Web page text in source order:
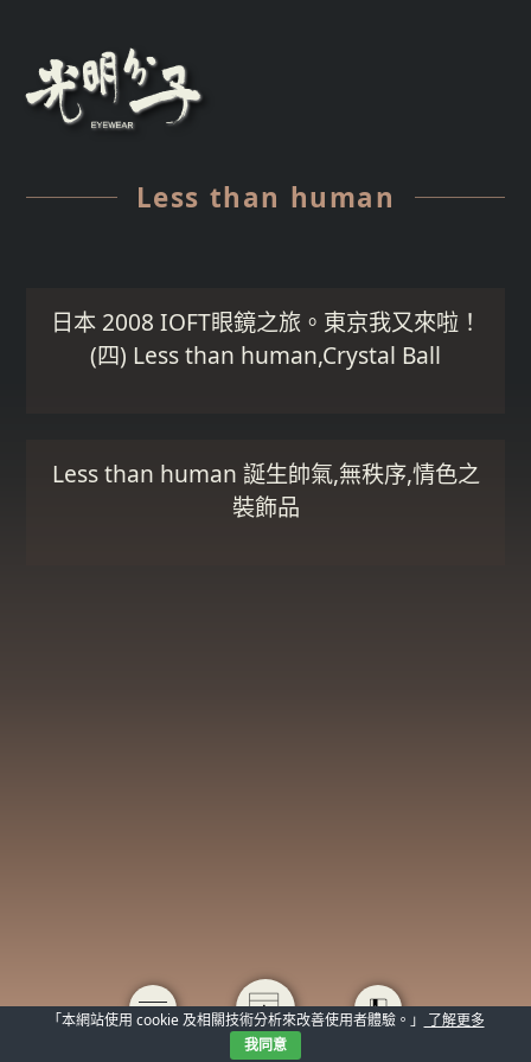
Less than human
日本 2008 IOFT眼鏡之旅。東京我又來啦！
(四) Less than human,Crystal Ball
Less than human 誕生帥氣,無秩序,情色之
裝飾品
「本網站使用 cookie 及相關技術分析來改善使用者體驗。」
了解更多
我同意